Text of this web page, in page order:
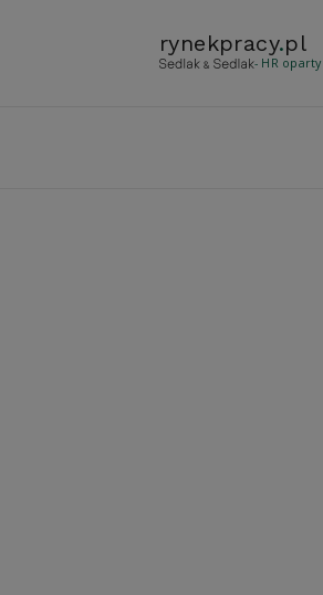
rynekpracy.pl
- HR